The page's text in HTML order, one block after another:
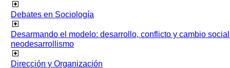
Debates en Sociología
Desarmando el modelo: desarrollo, conflicto y cambio
neodesarrollismo
Dirección y Organización